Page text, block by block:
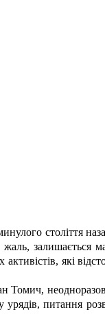
століття
які
питання